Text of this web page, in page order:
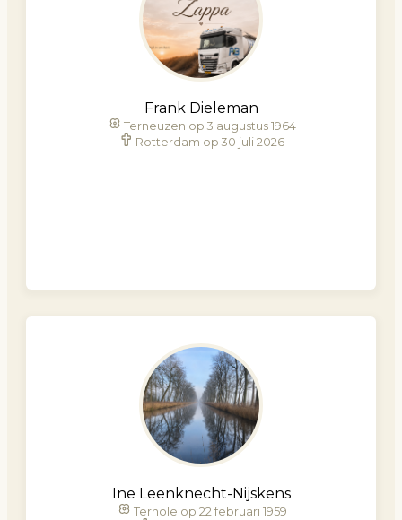
Frank Dieleman
Terneuzen op 3 augustus 1964
Rotterdam op 30 juli 2026
Ine Leenknecht-Nijskens
Terhole op 22 februari 1959